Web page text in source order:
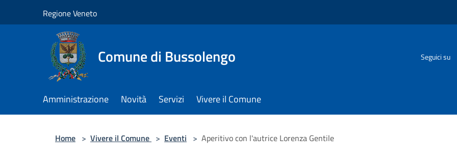
Regione Veneto
Comune di Bussolengo Seguici su
Amministrazione Novità Servizi Vivere il Comune
Home > Vivere il Comune > Eventi > Aperitivo con l'autrice Lorenza Gentile